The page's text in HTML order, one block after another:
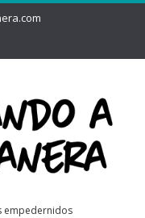
empedernidos